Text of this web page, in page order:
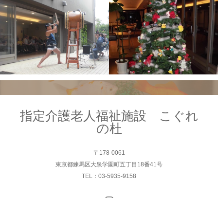
指定介護老人福祉施設 こぐれ
の杜
〒178-0061
東京都練馬区大泉学園町五丁目18番41号
TEL：03-5935-9158